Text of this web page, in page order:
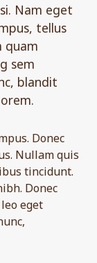
Nam eget
tellus
quam
sem
blandit
Donec
Nullam quis
tincidunt.
Donec
eget